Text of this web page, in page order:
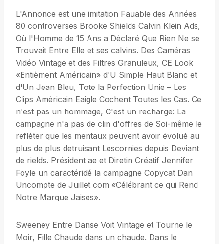
L'Annonce est une imitation Fauable des Années
80 controverses Brooke Shields Calvin Klein Ads,
Où l'Homme de 15 Ans a Déclaré Que Rien Ne se
Trouvait Entre Elle et ses calvins. Des Caméras
Vidéo Vintage et des Filtres Granuleux, CE Look
«Entièment Américain» d'U Simple Haut Blanc et
d'Un Jean Bleu, Tote la Perfection Unie – Les
Clips Américain Eaigle Cochent Toutes les Cas. Ce
n'est pas un hommage, C'est un recharge: La
campagne n'a pas de clin d'offres de Soi-même le
refléter que les mentaux peuvent avoir évolué au
plus de plus detruisant Lescornies depuis Deviant
de rields. Président ae et Diretin Créatif Jennifer
Foyle un caractéridé la campagne Copycat Dan
Uncompte de Juillet com «Célébrant ce qui Rend
Notre Marque Jaisés».
Sweeney Entre Danse Voit Vintage et Tourne le
Moir, Fille Chaude dans un chaude. Dans le